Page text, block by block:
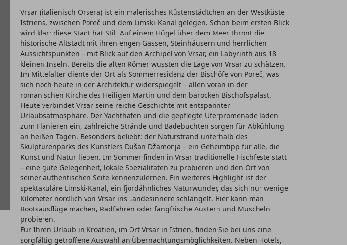
Vrsar (italienisch Orsera) ist ein malerisches Küstenstädtchen an der Westküste
Istriens, zwischen Poreč und dem Limski-Kanal gelegen. Schon beim ersten Blick
wird klar: diese Stadt hat Stil. Auf einem Hügel über dem Meer thront die
historische Altstadt mit ihren engen Gassen, Steinhäusern und herrlichen
Aussichtspunkten – mit Blick auf den Archipel von Vrsar, ein Labyrinth aus 18
kleinen Inseln. Bereits die alten Römer wussten die Lage von Vrsar zu schätzen.
Im Mittelalter diente der Ort als Sommerresidenz der Bischöfe von Poreč, was
sich noch heute in der Architektur widerspiegelt – allen voran in der
romanischen Kirche des Heiligen Martin und dem barocken Bischofspalast.
Heute verbindet Vrsar seine reiche Geschichte mit entspannter
Urlaubsatmosphäre. Der Yachthafen und die gepflegte Uferpromenade laden
zum Flanieren ein, zahlreiche Strände und Badebuchten sorgen für Abkühlung
an heißen Tagen. Besonders beliebt: der Naturstrand unterhalb des
Skulpturenparks des Künstlers Dušan Džamonja – ein Geheimtipp für alle, die
Kunst und Natur lieben. Im Sommer finden in Vrsar traditionelle Fischfeste statt
– eine gute Gelegenheit, lokale Spezialitäten zu probieren und den Ort von
seiner authentischen Seite kennenzulernen. Ein weiteres Highlight ist der
spektakuläre Limski-Kanal, ein fjordähnliches Naturwunder, das sich nur wenige
Kilometer nördlich von Vrsar ins Landesinnere schlängelt. Hier kann man
Bootsausflüge machen, Radfahren oder fangfrische Austern und Muscheln
probieren.
Für Ihren Urlaub in Kroatien, im Ort Vrsar in Istrien, finden Sie bei uns eine
sorgfältig getroffene Auswahl an Übernachtungsmöglichkeiten. Neben Hotels,